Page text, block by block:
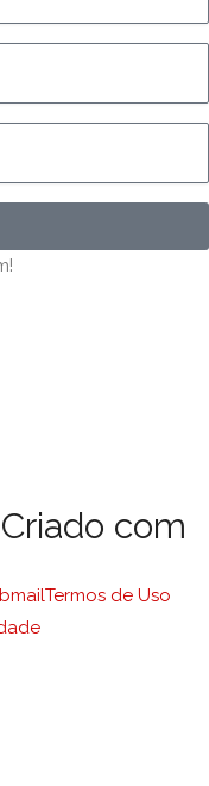
com
Termos de Uso